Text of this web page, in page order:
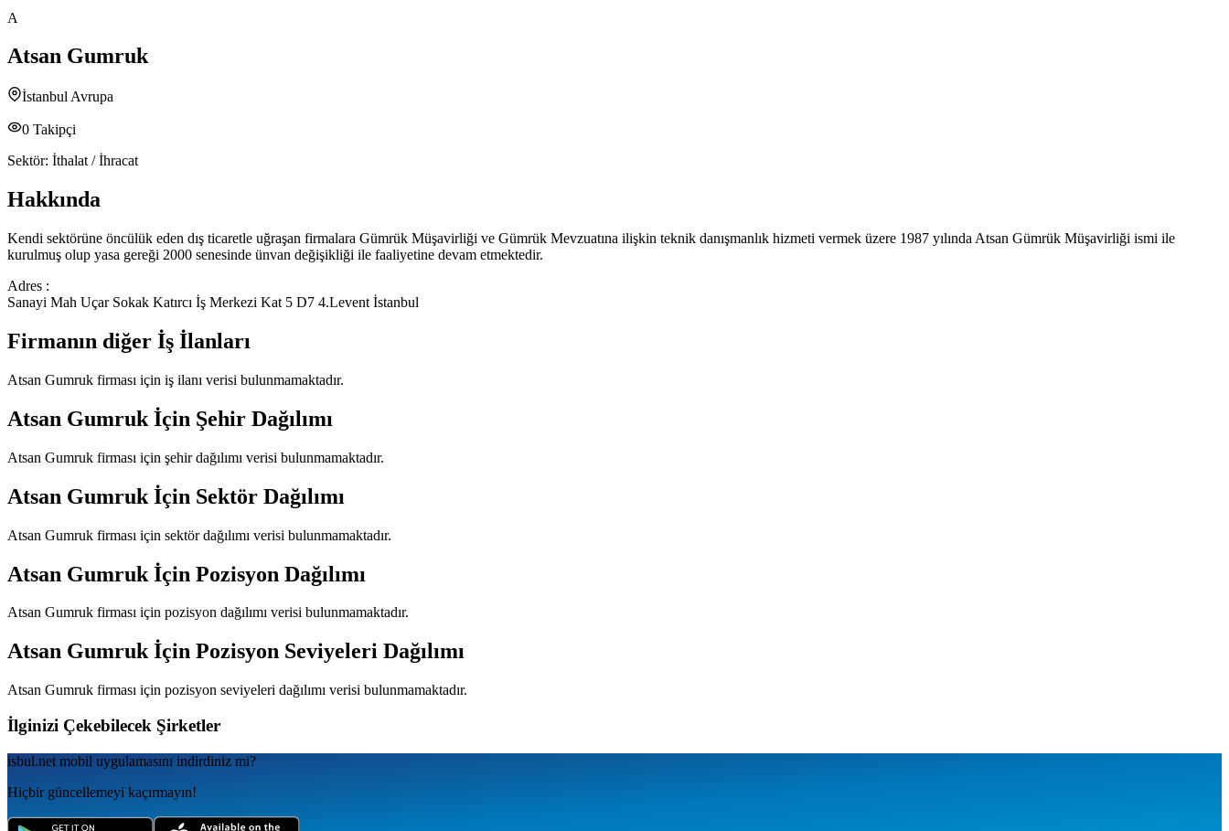
A
Atsan Gumruk
İstanbul Avrupa
0 Takipçi
Sektör: İthalat / İhracat
Hakkında
Kendi sektörüne öncülük eden dış ticaretle uğraşan firmalara Gümrük Müşavirliği ve Gümrük Mevzuatına ilişkin teknik danışmanlık hizmeti vermek üzere 1987 yılında Atsan Gümrük Müşavirliği ismi ile
kurulmuş olup yasa gereği 2000 senesinde ünvan değişikliği ile faaliyetine devam etmektedir.
Adres :
Sanayi Mah Uçar Sokak Katırcı İş Merkezi Kat 5 D7 4.Levent İstanbul
Firmanın diğer İş İlanları
Atsan Gumruk firması için iş ilanı verisi bulunmamaktadır.
Atsan Gumruk İçin Şehir Dağılımı
Atsan Gumruk firması için şehir dağılımı verisi bulunmamaktadır.
Atsan Gumruk İçin Sektör Dağılımı
Atsan Gumruk firması için sektör dağılımı verisi bulunmamaktadır.
Atsan Gumruk İçin Pozisyon Dağılımı
Atsan Gumruk firması için pozisyon dağılımı verisi bulunmamaktadır.
Atsan Gumrukİçin Pozisyon Seviyeleri Dağılımı
Atsan Gumruk firması için pozisyon seviyeleri dağılımı verisi bulunmamaktadır.
İlginizi Çekebilecek Şirketler
isbul.net mobil uygulamаsını indirdiniz mi?
Hiçbir güncellemeyi kaçırmayın!